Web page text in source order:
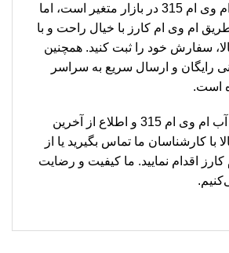
قیمت پولکی آب ام وی ام 315 در بازار متغیر است، اما
ام وی ام کارز با خیال راحت و با
سفارش خود را ثبت کنید. همچنین
رایگان و ارسال سریع به سراسر
است.
برای خرید پولکی آب ام وی ام 315 و اطلاع از آخرین
با کارشناسان ما تماس بگیرید یا از
اقدام نمایید. ما کیفیت و رضایت